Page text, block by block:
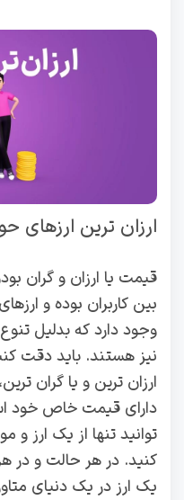
ارزان ترین ارزهای
قیمت یا ارزان و گران
بین کاربران بوده و
وجود دارد که بدلیل
نیز هستند. باید دقت
ارزان ترین و یا گران
دارای قیمت خاص خود
توانید تنها از یک ارز و
کنید. در هر حالت و در
یک ارز در یک دنیای